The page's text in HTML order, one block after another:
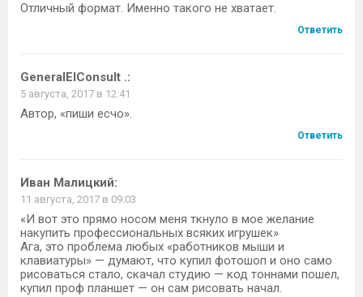
Отличный формат. Именно такого не хватает.
Ответить
GeneralElConsult .:
5 августа, 2017 в 12:41
Автор, «пиши есчо».
Ответить
Иван Малицкий:
11 августа, 2017 в 09:03
«И вот это прямо носом меня ткнуло в мое желание
накупить профессиональных всяких игрушек»
Ага, это проблема любых «работников мыши и
клавиатуры» — думают, что купил фотошоп и оно само
рисоваться стало, скачал студию — код тоннами пошел,
купил проф планшет — он сам рисовать начал.